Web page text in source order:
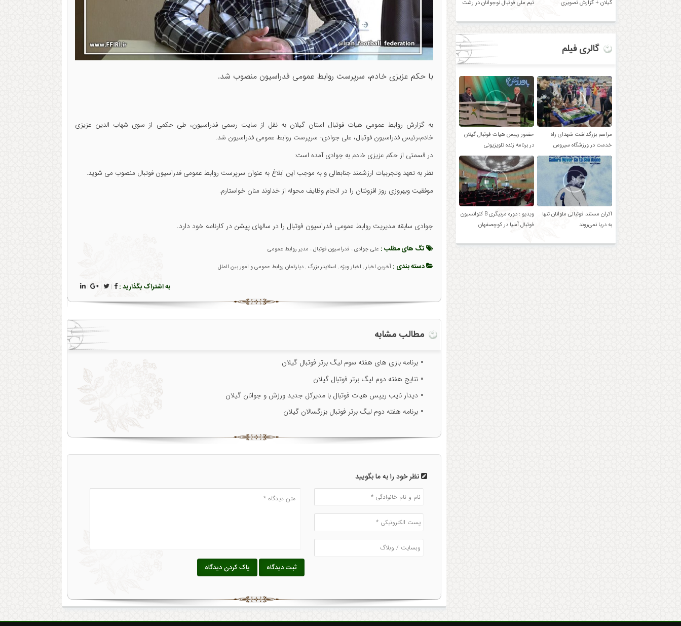
با حکم عزیزی خادم، سرپرست روابط عمومی فدراسیون منصوب شد.
به گزارش روابط عمومی هیات فوتبال استان گیلان به نقل از سایت رسمی فدراسیون، طی حکمی از سوی شهاب الدین عزیزی
خادم،رئیس فدراسیون فوتبال، علی جوادی- سرپرست روابط عمومی فدراسیون شد.
در قسمتی از حکم عزیزی خادم به جوادی آمده است:
نظر به تعهد وتجربیات ارزشمند جنابعالی و به موجب این ابلاغ به عنوان سرپرست روابط عمومی فدراسیون فوتبال منصوب می شوید.
موفقیت وبهروزی روز افزونتان را در انجام وظایف محوله از خداوند منان خواستارم.
جوادی سابقه مدیریت روابط عمومی فدراسیون فوتبال را در سالهای پیشن در کارنامه خود دارد.
تگ های مطلب : علی جوادی ، فدراسیون فوتبال ، مدیر روابط عمومی
دسته بندی :آخرین اخبار , اخبار ویژه , اسلایدر بزرگ ,دپارتمان روابط عمومی و امور بین الملل
به اشتراک بگذارید : |
|
|
مطالب مشابه
برنامه بازی های هفته سوم لیگ برتر فوتبال گیلان
نتایج هفته دوم لیگ برتر فوتبال گیلان
دیدار نایب رییس هیات فوتبال با مدیرکل جدید ورزش و جوانان گیلان
برنامه هفته‌ دوم لیگ برتر فوتبال بزرگسالان گیلان
نظر خود را به ما بگویید
گیلان + گزارش تصویری
تیم ملی فوتبال نوجوانان در رشت
گالری فیلم
مراسم بزرگداشت شهدای راه
خدمت در ورزشگاه سیروس
قایقران بندر انزلی
حضور رییس هیات فوتبال گیلان
در برنامه زنده تلویزیونی
اکران مستند فوتبالی ملوانان تنها
به دریا نمی‌روند
ویدیو : دوره مربیگری B کنوانسیون
فوتبال آسیا در کوچصفهان